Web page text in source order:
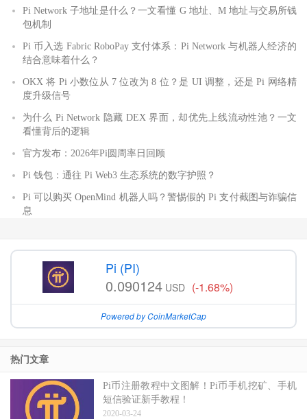
Pi Network 子地址是什么？一文看懂 G 地址、M 地址与交易所钱
包机制
Pi 币入选 Fabric RoboPay 支付体系：Pi Network 与机器人经济的
结合意味着什么？
OKX 将 Pi 小数位从 7 位改为 8 位？是 UI 调整，还是 Pi 网络精
度升级信号
为什么 Pi Network 隐藏 DEX 界面，却优先上线流动性池？一文
看懂背后的逻辑
官方发布：2026年Pi圆周率日回顾
Pi 钱包：通往 Pi Web3 生态系统的数字护照？
Pi 可以购买 OpenMind 机器人吗？警惕假的 Pi 支付截图与诈骗信
息
Pi (PI)
0.090124 USD (-1.68%)
Powered by CoinMarketCap
热门文章
Pi币注册教程中文图解！Pi币手机挖矿、手机
短信验证新手教程！
2020-03-24